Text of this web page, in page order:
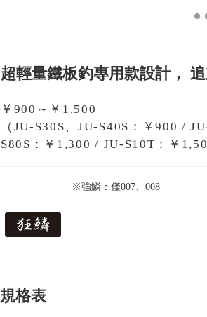
超輕量鐵板釣專用款設計，
￥900～￥1,500
（JU-S30S、JU-S40S：￥900 /
S80S：￥1,300 / JU-S10T：￥
※強鱗：僅007、008
規格表